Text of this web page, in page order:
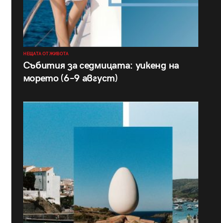
НЕЩАТА ОТ ЖИВОТА
Събития за седмицата: уикенд на
морето (6–9 август)